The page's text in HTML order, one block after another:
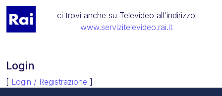
ci trovi anche su Televideo all'indirizzo
www.servizitelevideo.rai.it
Login
[ Login / Registrazione ]